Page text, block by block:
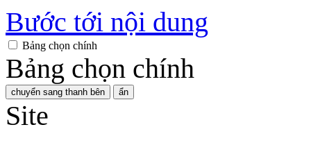
Bước tới nội dung
Bảng chọn chính
Bảng chọn chính
chuyển sang thanh bên ẩn
Site